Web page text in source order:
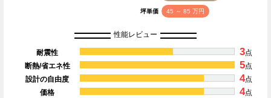
坪単価 45 ～ 85 万円
性能レビュー
耐震性 3点
断熱/省エネ性
5点
設計の自由度
4点
価格
4点